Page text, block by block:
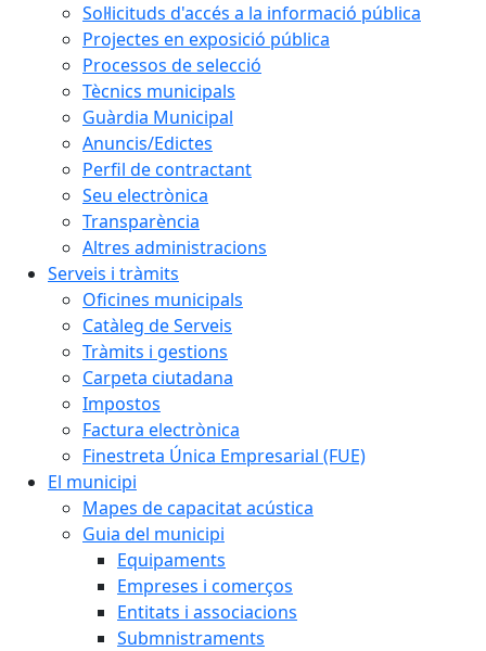
Sol·licituds d'accés a la informació pública
Projectes en exposició pública
Processos de selecció
Tècnics municipals
Guàrdia Municipal
Anuncis/Edictes
Perfil de contractant
Seu electrònica
Transparència
Altres administracions
Serveis i tràmits
Oficines municipals
Catàleg de Serveis
Tràmits i gestions
Carpeta ciutadana
Impostos
Factura electrònica
Finestreta Única Empresarial (FUE)
El municipi
Mapes de capacitat acústica
Guia del municipi
Equipaments
Empreses i comerços
Entitats i associacions
Submnistraments